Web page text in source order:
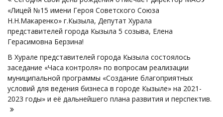
по
записям
«Лицей №15 имени Героя Советского Союза
Н.Н.Макаренко» г.Кызыла, Депутат Хурала
представителей города Кызыла 5 созыва, Елена
Герасимовна Берзина!
В Хурале представителей города Кызыла состоялось
заседание «Часа контроля» по вопросам реализации
муниципальной программы «Создание благоприятных
условий для ведения бизнеса в городе Кызыле» на 2021-
2023 годы» и её дальнейшего плана развития и перспектив.